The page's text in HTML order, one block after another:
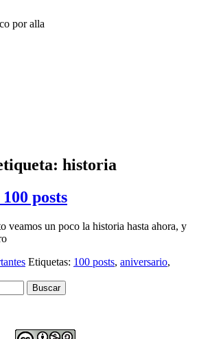
por alla
historia
posts
veamos un poco la historia hasta ahora, y
Etiquetas: 100 posts, aniversario,